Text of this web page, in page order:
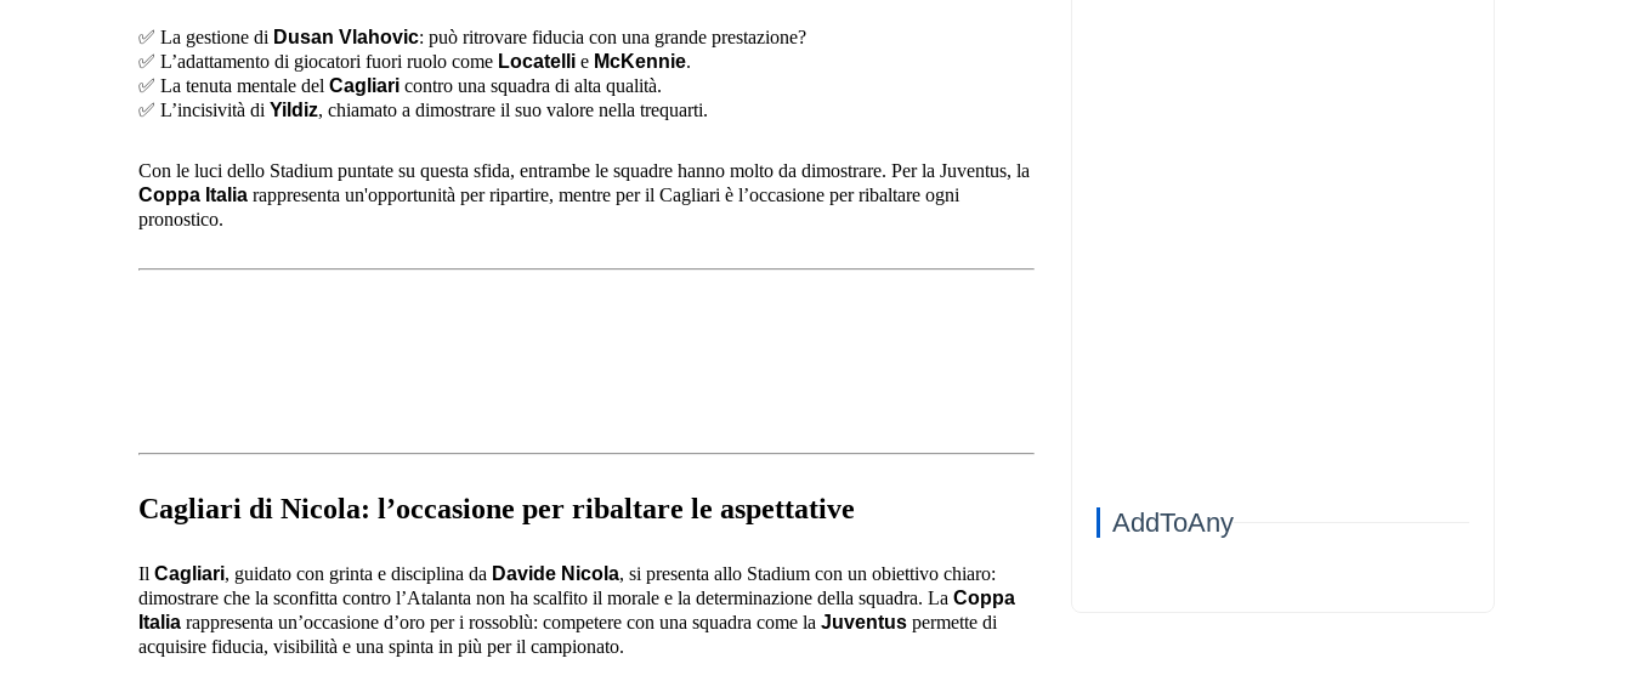
✅ La gestione di Dusan Vlahovic: può ritrovare fiducia con una grande prestazione?
✅ L’adattamento di giocatori fuori ruolo come Locatellie McKennie.
✅ La tenuta mentale del Cagliaricontro una squadra di alta qualità.
✅ L’incisività di Yildiz, chiamato a dimostrare il suo valore nella trequarti.
Con le luci dello Stadium puntate su questa sfida, entrambe le squadre hanno molto da dimostrare. Per la Juventus, la
Coppa Italiarappresenta un'opportunità per ripartire, mentre per il Cagliari è l’occasione per ribaltare ogni
pronostico.
Cagliari di Nicola: l’occasione per ribaltare le aspettative
Il Cagliari, guidato con grinta e disciplina da Davide Nicola, si presenta allo Stadium con un obiettivo chiaro:
dimostrare che la sconfitta contro l’Atalanta non ha scalfito il morale e la determinazione della squadra. La Coppa
Italiarappresenta un’occasione d’oro per i rossoblù: competere con una squadra come la Juventuspermette di
acquisire fiducia, visibilità e una spinta in più per il campionato.
AddToAny